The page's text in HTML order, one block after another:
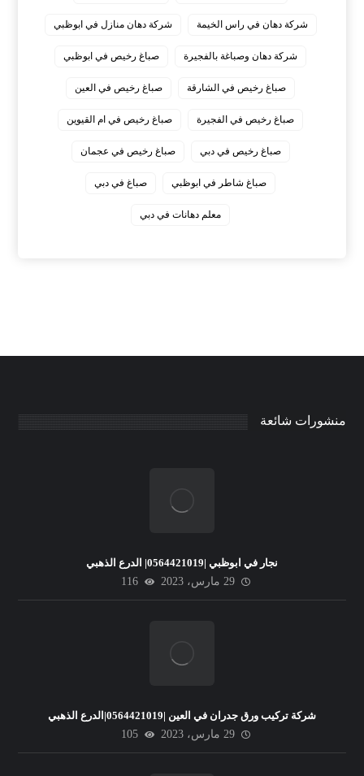
شركة دهان في راس الخيمة شركة دهان منازل في ابوظبي
شركة دهان وصباغة بالفجيرة صباغ رخيص في ابوظبي
صباغ رخيص في الشارقة صباغ رخيص في العين
صباغ رخيص في الفجيرة صباغ رخيص في ام القيوين
صباغ رخيص في دبي صباغ رخيص في عجمان
صباغ شاطر في ابوظبي صباغ في دبي
معلم دهانات في دبي
منشورات شائعة
نجار في ابوظبي |0564421019| الدرع الذهبي
29 مارس، 2023
116
شركة تركيب ورق جدران في العين |0564421019|الدرع الذهبي
29 مارس، 2023
105